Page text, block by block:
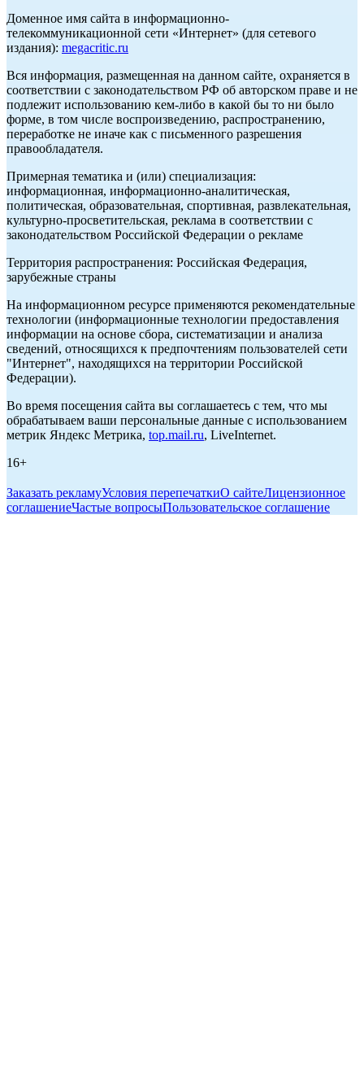
Доменное имя сайта в информационно-
телекоммуникационной сети «Интернет» (для сетевого
издания): megacritic.ru
Вся информация, размещенная на данном сайте, охраняется в
соответствии с законодательством РФ об авторском праве и не
подлежит использованию кем-либо в какой бы то ни было
форме, в том числе воспроизведению, распространению,
переработке не иначе как с письменного разрешения
правообладателя.
Примерная тематика и (или) специализация:
информационная, информационно-аналитическая,
политическая, образовательная, спортивная, развлекательная,
культурно-просветительская, реклама в соответствии с
законодательством Российской Федерации о рекламе
Территория распространения: Российская Федерация,
зарубежные страны
На информационном ресурсе применяются рекомендательные
технологии (информационные технологии предоставления
информации на основе сбора, систематизации и анализа
сведений, относящихся к предпочтениям пользователей сети
"Интернет", находящихся на территории Российской
Федерации).
Во время посещения сайта вы соглашаетесь с тем, что мы
обрабатываем ваши персональные данные с использованием
метрик Яндекс Метрика, top.mail.ru, LiveInternet.
16+
Заказать рекламуУсловия перепечаткиО сайтеЛицензионное
соглашениеЧастые вопросыПользовательское соглашение